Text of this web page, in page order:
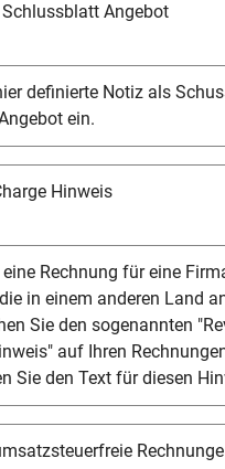
Angebot
definierte Notiz als
ein.
Hinweis
Rechnung für eine
in einem anderen Land
Sie den sogenannten
auf Ihren
Sie den Text für diesen